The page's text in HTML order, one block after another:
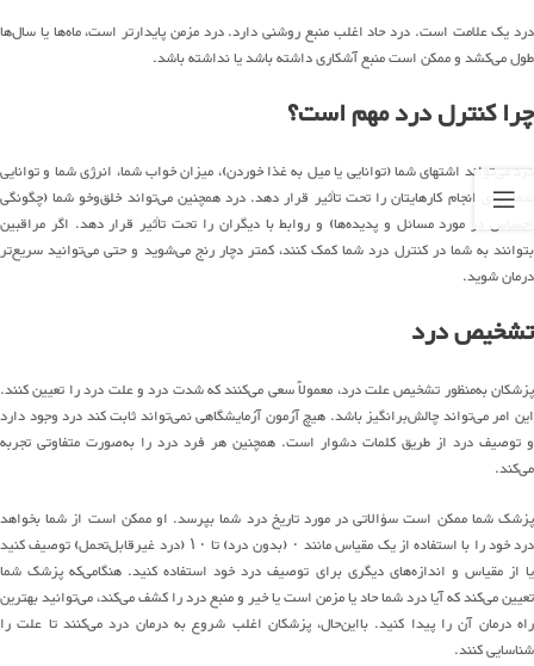
درد یک علامت است. درد حاد اغلب منبع روشنی دارد. درد مزمن پایدارتر است، ماه‌ها یا سال‌ها
طول می‌کشد و ممکن است منبع آشکاری داشته باشد یا نداشته باشد.
چرا کنترل درد مهم است؟
درد می‌تواند اشتهای شما (توانایی یا میل به غذا خوردن)، میزان خواب شما، انرژی شما و توانایی
شما برای انجام کارهایتان را تحت تأثیر قرار دهد. درد همچنین می‌تواند خلق‌وخو شما (چگونگی
احساس در مورد مسائل و پدیده‌ها) و روابط با دیگران را تحت تأثیر قرار دهد. اگر مراقبین
بتوانند به شما در کنترل درد شما کمک کنند، کمتر دچار رنج می‌شوید و حتی می‌توانید سریع‌تر
درمان شوید.
تشخیص درد
پزشکان به‌منظور تشخیص علت درد، معمولاً سعی می‌کنند که شدت درد و علت درد را تعیین کنند.
این امر می‌تواند چالش‌برانگیز باشد. هیچ آزمون آزمایشگاهی نمی‌تواند ثابت کند درد وجود دارد
و توصیف درد از طریق کلمات دشوار است. همچنین هر فرد درد را به‌صورت متفاوتی تجربه
می‌کند.
پزشک شما ممکن است سؤالاتی در مورد تاریخ درد شما بپرسد. او ممکن است از شما بخواهد
درد خود را با استفاده از یک مقیاس مانند ۰ (بدون درد) تا ۱۰ (درد غیرقابل‌تحمل) توصیف کنید
یا از مقیاس و اندازه‌های دیگری برای توصیف درد خود استفاده کنید. هنگامی‌که پزشک شما
تعیین می‌کند که آیا درد شما حاد یا مزمن است یا خیر و منبع درد را کشف می‌کند، می‌توانید بهترین
راه درمان آن را پیدا کنید. بااین‌حال، پزشکان اغلب شروع به درمان درد می‌کنند تا علت را
شناسایی کنند.